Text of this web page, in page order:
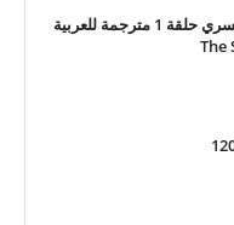
برنامج نادي الأصدقاء السري حلقة 1 مترجمة للعربية